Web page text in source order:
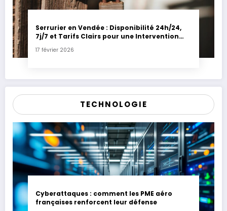
Serrurier en Vendée : Disponibilité 24h/24,
7j/7 et Tarifs Clairs pour une Intervention
17 février 2026
TECHNOLOGIE
Cyberattaques : comment les PME aéro
françaises renforcent leur défense